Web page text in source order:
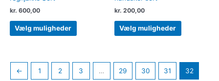
kr. 600,00
Vælg muligheder
kr. 200,00
Vælg muligheder
← 1 2 3 … 29 30 31 32